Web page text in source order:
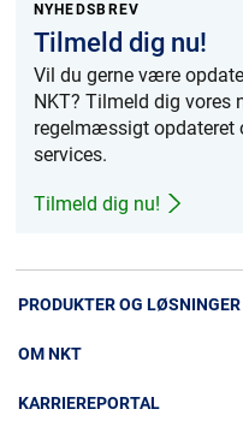
NYHEDSBREV
Tilmeld dig nu!
Vil du gerne være
NKT? Tilmeld dig vores
regelmæssigt opdateret
services.
Tilmeld dig nu!
PRODUKTER OG LØSNINGER
Lavspændingskabler
Mellemspændingskabler
OM NKT
Nyheder & Presse
KARRIEREPORTAL